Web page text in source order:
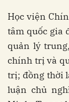
Học viện
tâm quốc gia
quản lý
chính trị và
trị; đồng thời
luận chủ